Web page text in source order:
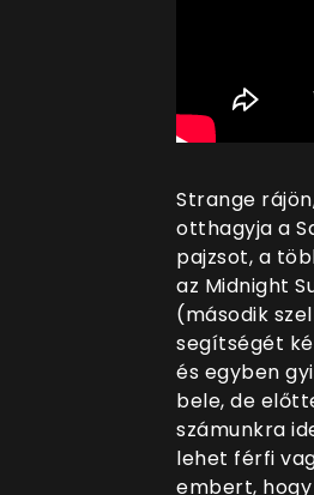
Strange
otthagyja a
pajzsot, a
az Midnight
(második
segítségét
és egyben
bele, de
számunkra
lehet férfi
embert,